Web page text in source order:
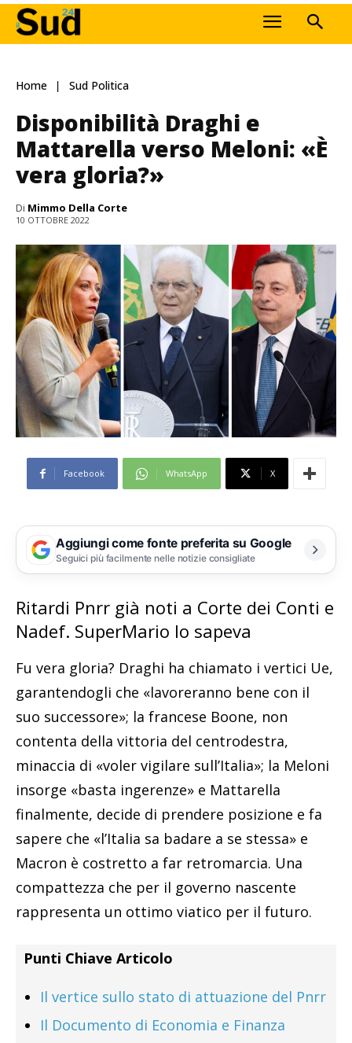
Home Sud Politica
Disponibilità Draghi e
Mattarella verso Meloni: «È
vera gloria?»
Di Mimmo Della Corte
10 OTTOBRE 2022
Facebook WhatsApp X
Aggiungi come fonte preferita su Google
Seguici più facilmente nelle notizie consigliate
Ritardi Pnrr già noti a Corte dei Conti e
Nadef. SuperMario lo sapeva
Fu vera gloria? Draghi ha chiamato i vertici Ue,
garantendogli che «lavoreranno bene con il
suo successore»; la francese Boone, non
contenta della vittoria del centrodestra,
minaccia di «voler vigilare sull’Italia»; la Meloni
insorge «basta ingerenze» e Mattarella
finalmente, decide di prendere posizione e fa
sapere che «l’Italia sa badare a se stessa» e
Macron è costretto a far retromarcia. Una
compattezza che per il governo nascente
rappresenta un ottimo viatico per il futuro.
Punti Chiave Articolo
Il vertice sullo stato di attuazione del Pnrr
Il Documento di Economia e Finanza